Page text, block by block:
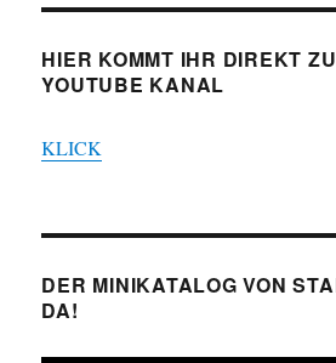
HIER KOMMT IHR DIREKT
YOUTUBE KANAL
KLICK
DER MINIKATALOG VON
DA!